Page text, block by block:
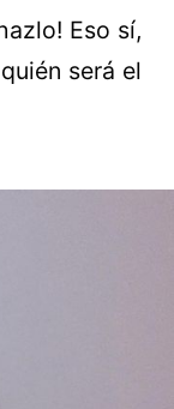
Eso sí,
será el